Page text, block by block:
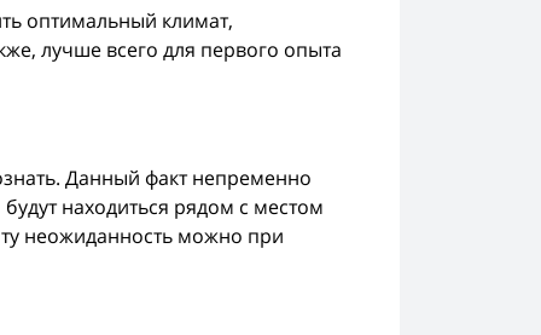
оптимальный климат,
лучше всего для первого опыта
Данный факт непременно
находиться рядом с местом
неожиданность можно при